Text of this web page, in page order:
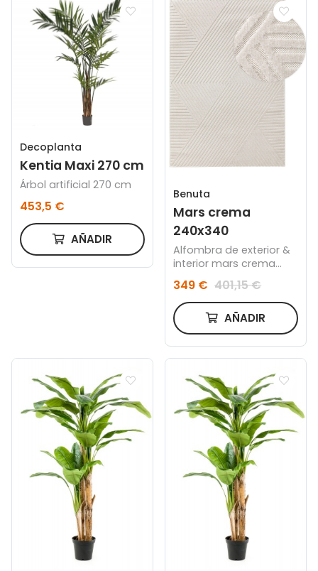
Decoplanta
Kentia Maxi 270 cm
Árbol artificial 270 cm
453,5 €
AÑADIR
Benuta
Mars crema
240x340
Alfombra de exterior &
interior mars crema
240x340
349 € 401,15 €
AÑADIR